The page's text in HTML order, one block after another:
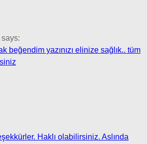
beğendim yazınızı elinize sağlık.. tüm
Haklı olabilirsiniz. Aslında